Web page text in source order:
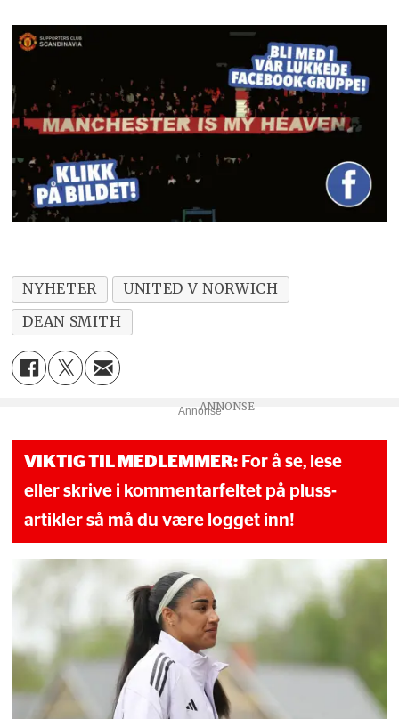
NYHETER
UNITED V NORWICH
DEAN SMITH
Annonse
VIKTIG TIL MEDLEMMER: For å se, lese
eller skrive i kommentarfeltet på pluss-
artikler så må du være logget inn!